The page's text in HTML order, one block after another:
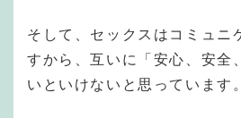
そして、セックスはコミュニ
すから、互いに「安心、安全
いといけないと思っています。